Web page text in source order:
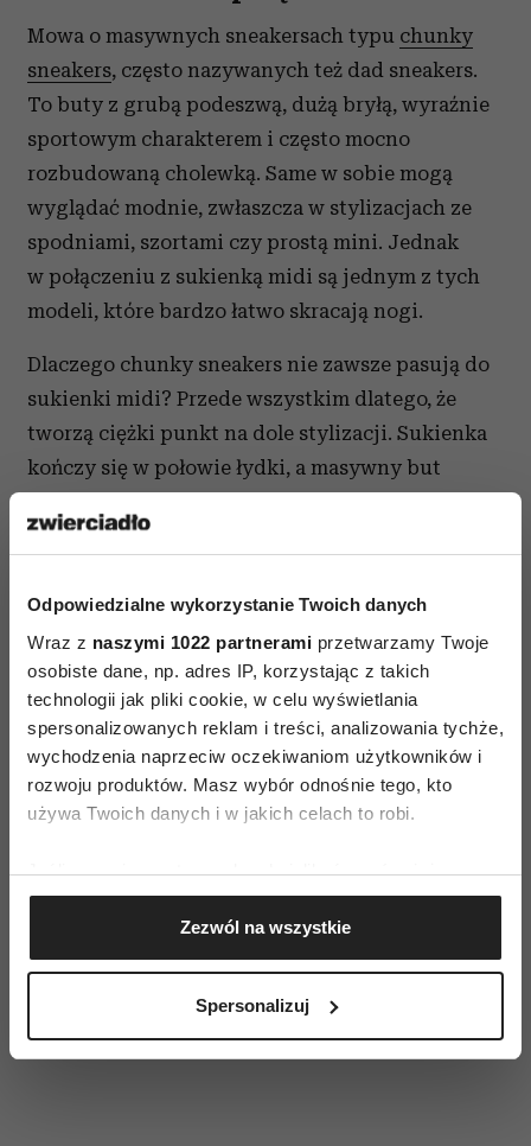
Odpowiedzialne wykorzystanie Twoich danych
Wraz z naszymi 1022 partnerami przetwarzamy Twoje
osobiste dane, np. adres IP, korzystając z takich
technologii jak pliki cookie, w celu wyświetlania
spersonalizowanych reklam i treści, analizowania tychże,
wychodzenia naprzeciw oczekiwaniom użytkowników i
rozwoju produktów. Masz wybór odnośnie tego, kto
używa Twoich danych i w jakich celach to robi.
Jeśli wyrazisz na to zgodę, chcielibyśmy również:
Gromadzić dane dotyczące Twojej lokalizacji
geograficznej z dokładnością nawet do kilku metrów
Identyfikować Twoje urządzenie, aktywnie
(fingerprinting, czyli wirtualny odcisk palca)
Zezwól na wszystkie
Spersonalizuj
Mowa o masywnych sneakersach typu chunky
sneakers, często nazywanych też dad sneakers.
To buty z grubą podeszwą, dużą bryłą, wyraźnie
sportowym charakterem i często mocno
rozbudowaną cholewką. Same w sobie mogą
wyglądać modnie, zwłaszcza w stylizacjach ze
spodniami, szortami czy prostą mini. Jednak
w połączeniu z sukienką midi są jednym z tych
modeli, które bardzo łatwo skracają nogi.
Dlaczego chunky sneakers nie zawsze pasują do
sukienki midi? Przede wszystkim dlatego, że
tworzą ciężki punkt na dole stylizacji. Sukienka
kończy się w połowie łydki, a masywny but
Efekt? Nogi mogą wydawać się krótsze, łydki
Nawet bardzo prosta sukienka midi może przez
to stracić swój elegancki charakter.